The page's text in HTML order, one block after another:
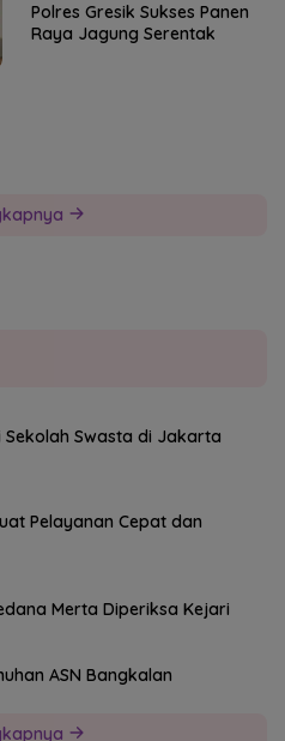
Polres Gresik Sukses Panen
Raya Jagung Serentak
Sekolah Swasta di Jakarta
Pelayanan Cepat dan
Merta Diperiksa Kejari
ASN Bangkalan